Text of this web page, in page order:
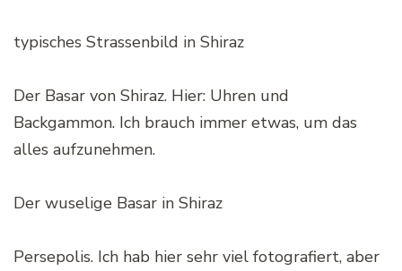
typisches Strassenbild in Shiraz
Der Basar von Shiraz. Hier: Uhren und
Backgammon. Ich brauch immer etwas, um das
alles aufzunehmen.
Der wuselige Basar in Shiraz
Persepolis. Ich hab hier sehr viel fotografiert, aber